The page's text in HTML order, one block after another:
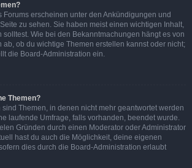
Forums erscheinen unter den Ankündigungen und
zu sehen. Sie haben meist einen wichtigen Inhalt,
Wie bei den Bekanntmachungen hängt es von
ob du wichtige Themen erstellen kannst oder nicht;
die Board-Administration ein.
Themen?
Themen, in denen nicht mehr geantwortet werden
laufende Umfrage, falls vorhanden, beendet wurde.
Gründen durch einen Moderator oder Administrator
hast du auch die Möglichkeit, deine eigenen
dies durch die Board-Administration erlaubt